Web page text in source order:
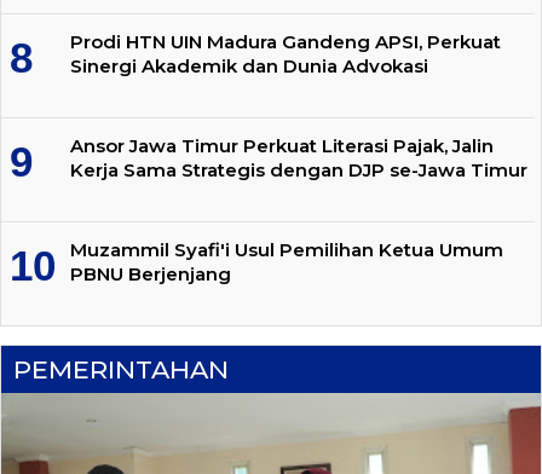
Prodi HTN UIN Madura Gandeng APSI, Perkuat
Sinergi Akademik dan Dunia Advokasi
Ansor Jawa Timur Perkuat Literasi Pajak, Jalin
Kerja Sama Strategis dengan DJP se-Jawa Timur
Muzammil Syafi'i Usul Pemilihan Ketua Umum
PBNU Berjenjang
PEMERINTAHAN